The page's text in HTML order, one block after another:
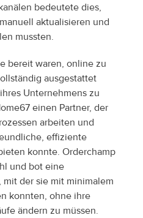
bedeutete dies,
aktualisieren und
mussten.
bereit waren, online zu
ausgestattet
Unternehmens zu
einen Partner, der
arbeiten und
effiziente
konnte. Orderchamp
und bot eine
der sie mit minimalem
konnten, ohne ihre
ändern zu müssen.